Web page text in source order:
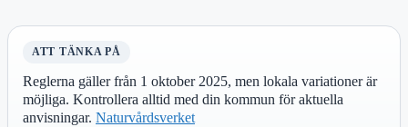
ATT TÄNKA PÅ
Reglerna gäller från 1 oktober 2025, men lokala variationer är
möjliga. Kontrollera alltid med din kommun för aktuella
anvisningar. Naturvårdsverket